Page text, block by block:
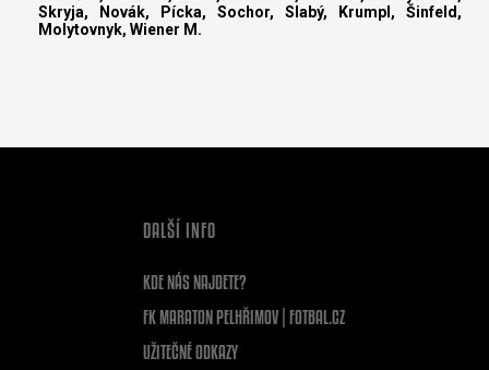
Skryja, Novák, Pícka, Sochor, Slabý, Krumpl, Šinfeld,
Molytovnyk, Wiener M.
DALŠÍ INFO
KDE NÁS NAJDETE?
FK MARATON PELHŘIMOV | FOTBAL.CZ
UŽITEČNÉ ODKAZY